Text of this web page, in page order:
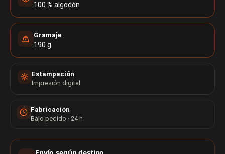
100 % algodón
Gramaje
190 g
Estampación
Impresión digital
Fabricación
Bajo pedido · 24 h
Información de compra